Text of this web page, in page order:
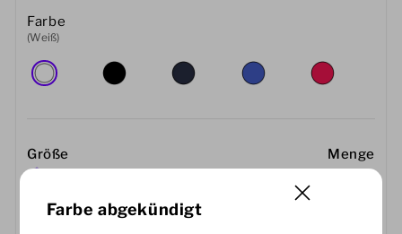
Sport-Accessoires
Farbe
(Weiß)
Größe Menge
Farbe abgekündigt